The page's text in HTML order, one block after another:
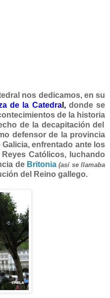
nos dedicamos, en su
de la Catedral ,donde se
de la historia
de la decapitación del
defensor de la provincia
enfrentado ante los
Católicos, luchando
de Britonia (así se llamaba
del Reino gallego.